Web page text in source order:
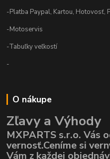
-Platba Paypal, Kartou, Hotovosť,
-Motoservis
-Tabuľky veľkostí
-
O nákupe
Zľavy a Výhody
MXPARTS s.r.o. Vás
vernosť.Ceníme si
Vám z každej